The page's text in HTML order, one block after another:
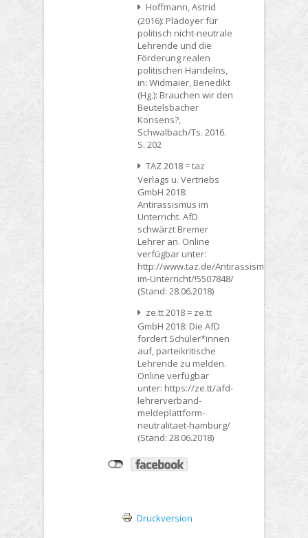
Hoffmann, Astrid
(2016): Plädoyer für
politisch nicht-neutrale
Lehrende und die
Förderung realen
politischen Handelns,
in: Widmaier, Benedikt
(Hg.): Brauchen wir den
Beutelsbacher
Konsens?,
Schwalbach/Ts. 2016.
S. 202
TAZ 2018 = taz
Verlags u. Vertriebs
GmbH 2018:
Antirassismus im
Unterricht. AfD
schwärzt Bremer
Lehrer an. Online
verfügbar unter:
http://www.taz.de/Antirassismus-
im-Unterricht/!5507848/
(Stand: 28.06.2018)
ze.tt 2018 = ze.tt
GmbH 2018: Die AfD
fordert Schüler*innen
auf, parteikritische
Lehrende zu melden.
Online verfügbar
unter: https://ze.tt/afd-
lehrerverband-
meldeplattform-
neutralitaet-hamburg/
(Stand: 28.06.2018)
Druckversion